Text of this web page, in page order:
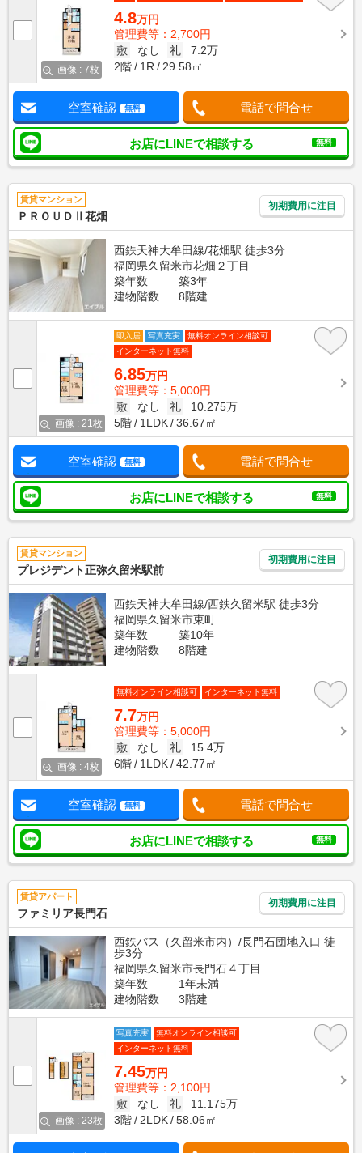
画像 : 7枚
4.8万円
管理費等：2,700円
敷
なし 礼
7.2万
2階
1R 29.58㎡
空室確認 無料 電話で問合せ
お店にLINEで相談する 無料
賃貸マンション
ＰＲＯＵＤⅡ花畑
初期費用に注目
西鉄天神大牟田線/花畑駅 徒歩3分
福岡県久留米市花畑２丁目
築年数
築3年
建物階数
8階建
画像 : 21枚
即入居 写真充実
無料オンライン相談可
インターネット無料
6.85万円
管理費等：5,000円
敷
なし 礼
10.275万
5階
1LDK 36.67㎡
空室確認 無料 電話で問合せ
お店にLINEで相談する 無料
賃貸マンション
プレジデント正弥久留米駅前
初期費用に注目
西鉄天神大牟田線/西鉄久留米駅 徒歩3分
福岡県久留米市東町
築年数
築10年
建物階数
8階建
画像 : 4枚
無料オンライン相談可 インターネット無料
7.7万円
管理費等：5,000円
敷
なし 礼
15.4万
6階
1LDK 42.77㎡
空室確認 無料 電話で問合せ
お店にLINEで相談する 無料
賃貸アパート
ファミリア長門石
初期費用に注目
西鉄バス（久留米市内）/長門石団地入口 徒
歩3分
福岡県久留米市長門石４丁目
築年数
1年未満
建物階数
3階建
画像 : 23枚
写真充実
無料オンライン相談可
インターネット無料
7.45万円
管理費等：2,100円
敷
なし 礼
11.175万
3階
2LDK 58.06㎡